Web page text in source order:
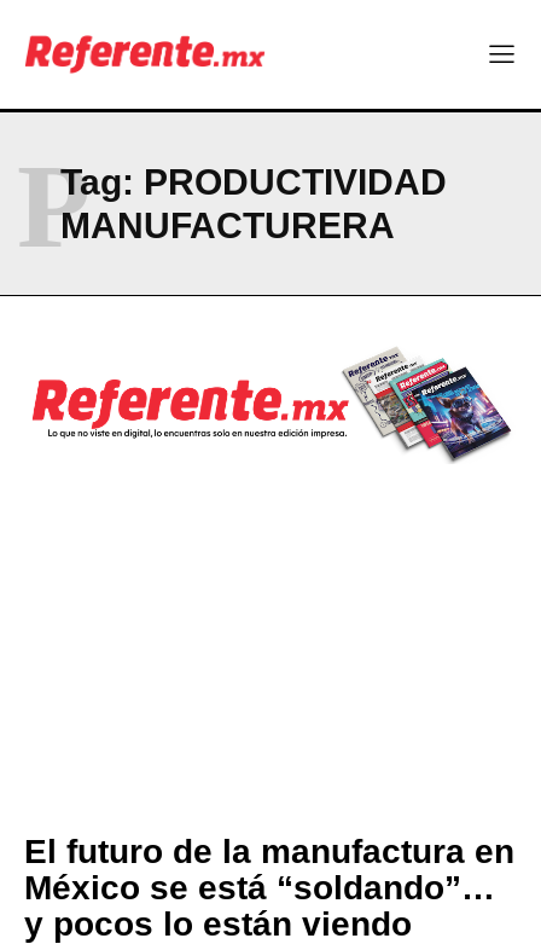
Más escuelas renovadas: fortalecen espacios para el regreso
a clases
Company
ABOUT
PRIVACY POLICY
NEWSLETTER
Tag: PRODUCTIVIDAD
MANUFACTURERA
P
El futuro de la manufactura en
México se está “soldando”…
y pocos lo están viendo